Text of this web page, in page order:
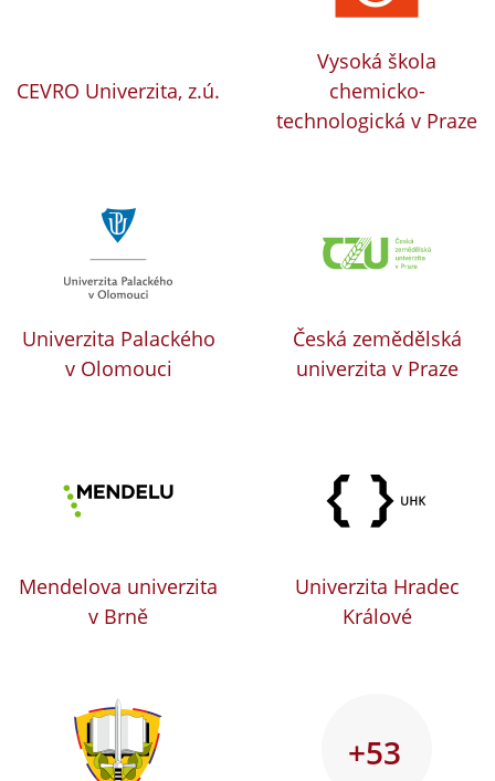
CEVRO Univerzita, z.ú.
Vysoká škola
chemicko-
technologická v Praze
Univerzita Palackého
v Olomouci
Česká zemědělská
univerzita v Praze
Mendelova univerzita
v Brně
Univerzita Hradec
Králové
+53